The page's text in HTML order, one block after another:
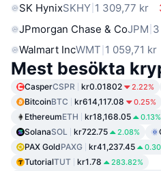
SK HynixSKHY 1 309,77 kr
JPmorgan Chase & CoJPM
Walmart IncWMT 1 059,71 kr
Mest besökta
CasperCSPR kr0.01802 2.22%
BitcoinBTC kr614,117.08 0.25%
EthereumETH kr18,168.05 0.13%
SolanaSOL kr722.75 2.08%
PAX GoldPAXG kr41,237.45
TutorialTUT kr1.78 283.82%